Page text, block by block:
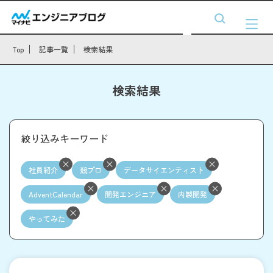
Top 記事一覧 検索結果
検索結果
絞り込みキーワード
社員紹介 競プロ データサイエンティスト
AdventCalendar 開発エンジニア 内製開発
やってみた